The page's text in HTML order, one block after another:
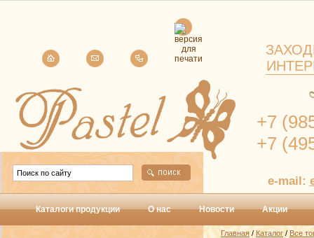
+7
+7
e-mail:
Каталоги продукции О нас Новости Акции
Главная/ Каталог / Все